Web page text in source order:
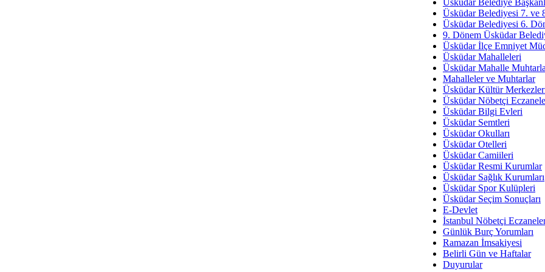
İmar Sorunlarının Genel
Arakan
Bayramın
Ruhsal
Üsküdar
Üsküdar Belediye
Üsküdar Belediyesi 7. ve
Üsküdar Belediyesi 6.
9. Dönem Üsküdar
Üsküdar İlçe Emniyet
Üsküdar Mahalleleri
Üsküdar Mahalle
Mahalleler ve Muhtarlar
Üsküdar Kültür
Üsküdar Nöbetçi
Üsküdar Bilgi Evleri
Üsküdar Semtleri
Üsküdar Okulları
Üsküdar Otelleri
Üsküdar Camiileri
Üsküdar Resmi Kurumlar
Üsküdar Sağlık Kurumları
Üsküdar Spor Kulüpleri
Üsküdar Seçim Sonuçları
E-Devlet
İstanbul Nöbetçi
Günlük Burç Yorumları
Ramazan İmsakiyesi
Belirli Gün ve Haftalar
Duyurular